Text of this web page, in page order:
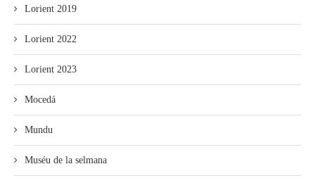
Lorient 2019
Lorient 2022
Lorient 2023
Mocedá
Mundu
Muséu de la selmana